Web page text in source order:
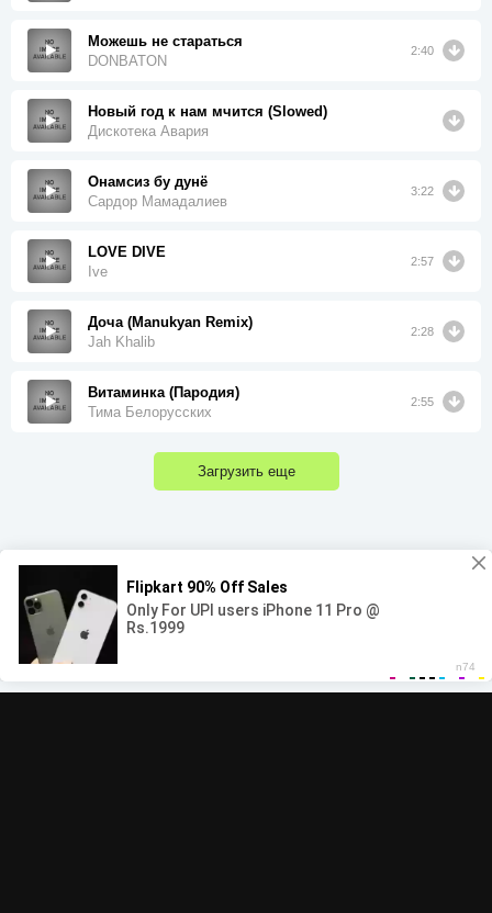
Можешь не стараться
DONBATON
2:40
Новый год к нам мчится (Slowed)
Дискотека Авария
Онамсиз бу дунё
Сардор Мамадалиев
3:22
LOVE DIVE
Ive
2:57
Доча (Manukyan Remix)
Jah Khalib
2:28
Витаминка (Пародия)
Тима Белорусских
2:55
Загрузить еще
00:00